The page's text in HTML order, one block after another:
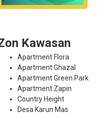
Kawasan
Apartment Flora
Apartment Ghazal
Apartment Green Park
Apartment Zapin
Country Height
Desa Karun Mas